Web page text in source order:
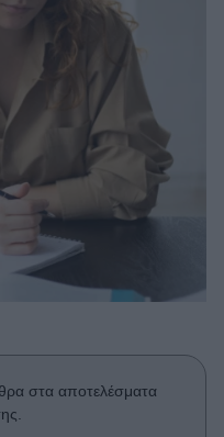
στα αποτελέσματα